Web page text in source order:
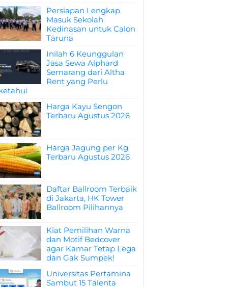
Persiapan Lengkap
Masuk Sekolah
Kedinasan untuk Calon
Taruna
Inilah 6 Keunggulan
Jasa Sewa Alphard
Semarang dari Altha
Rent yang Perlu
Harga Kayu Sengon
Terbaru Agustus 2026
Harga Jagung per Kg
Terbaru Agustus 2026
Daftar Ballroom Terbaik
di Jakarta, HK Tower
Ballroom Pilihannya
Kiat Pemilihan Warna
dan Motif Bedcover
agar Kamar Tetap Lega
dan Gak Sumpek!
Universitas Pertamina
Sambut 15 Talenta